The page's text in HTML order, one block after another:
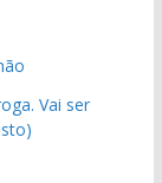
Vai ser